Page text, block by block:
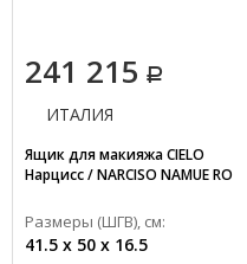
241 215
ИТАЛИЯ
Ящик для макияжа CIELO
Нарцисс / NARCISO NAMUE RO
Размеры (ШГВ), см:
41.5 x 50 x 16.5